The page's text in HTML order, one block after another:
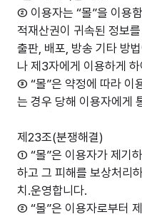
② 이용자는 “몰”을 이용
적재산권이 귀속된 정보
출판, 배포, 방송 기타 방
나 제3자에게 이용하게
③ “몰”은 약정에 따라 이
는 경우 당해 이용자에게
제23조(분쟁해결)
① “몰”은 이용자가 제기
하고 그 피해를 보상처리
치.운영합니다.
② “몰”은 이용자로부터